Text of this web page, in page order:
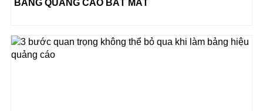
BẢNG QUẢNG CÁO BẮT MẮT